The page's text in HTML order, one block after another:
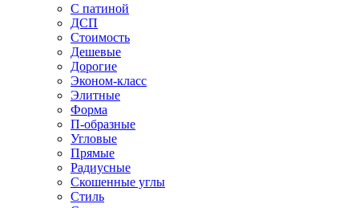
С патиной
ДСП
Стоимость
Дешевые
Дорогие
Эконом-класс
Элитные
Форма
П-образные
Угловые
Прямые
Радиусные
Скошенные углы
Стиль